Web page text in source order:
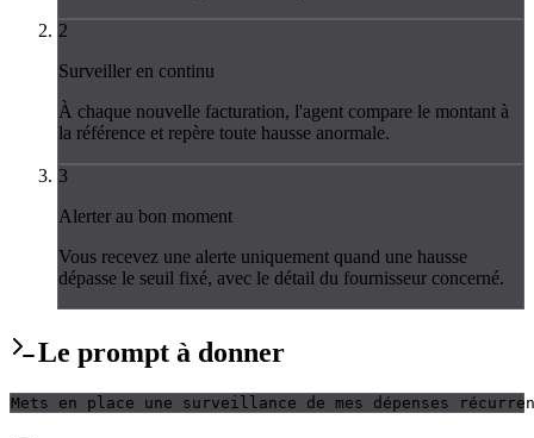
2
Surveiller en continu
À chaque nouvelle facturation, l'agent compare le montant à
la référence et repère toute hausse anormale.
3
Alerter au bon moment
Vous recevez une alerte uniquement quand une hausse
dépasse le seuil fixé, avec le détail du fournisseur concerné.
Le prompt à donner
Mets en place une surveillance de mes dépenses